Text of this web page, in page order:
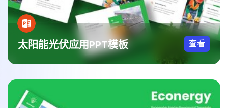
太阳能光伏应用PPT模板 查看